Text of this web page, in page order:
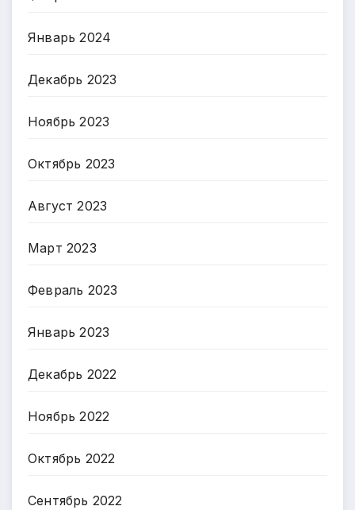
Январь 2024
Декабрь 2023
Ноябрь 2023
Октябрь 2023
Август 2023
Март 2023
Февраль 2023
Январь 2023
Декабрь 2022
Ноябрь 2022
Октябрь 2022
Сентябрь 2022